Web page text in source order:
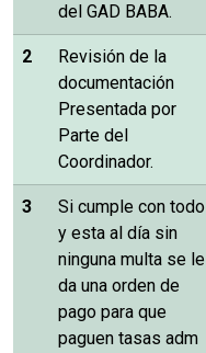
del GAD BABA.
2
Revisión de la
documentación
Presentada por
Parte del
Coordinador.
3
Si cumple con todo
y esta al día sin
ninguna multa se le
da una orden de
pago para que
paguen tasas adm